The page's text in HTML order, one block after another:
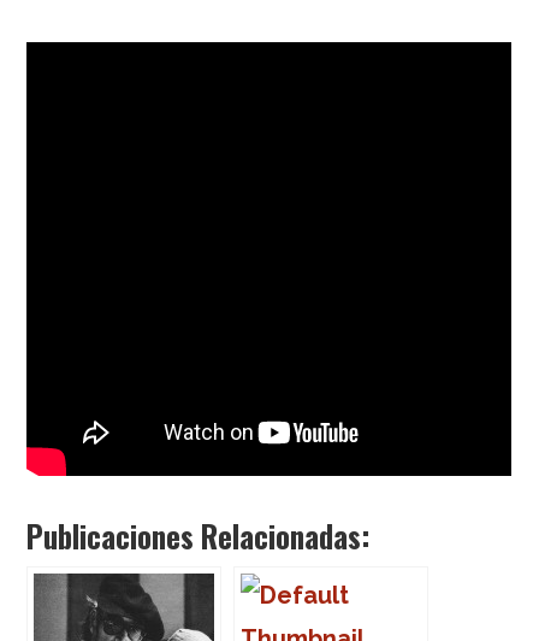
Publicaciones Relacionadas: